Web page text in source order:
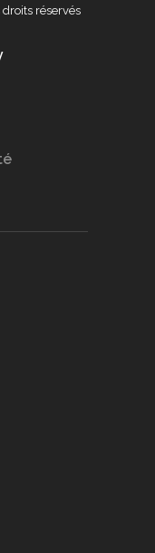
droits réservés